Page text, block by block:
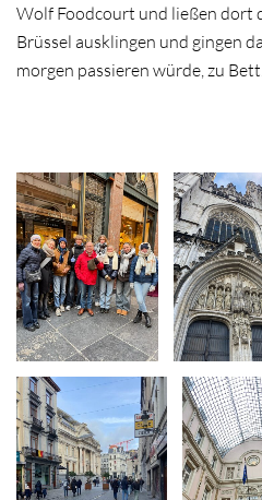
Wolf Foodcourt und ließen dort
Brüssel ausklingen und gingen
morgen passieren würde, zu Bett.